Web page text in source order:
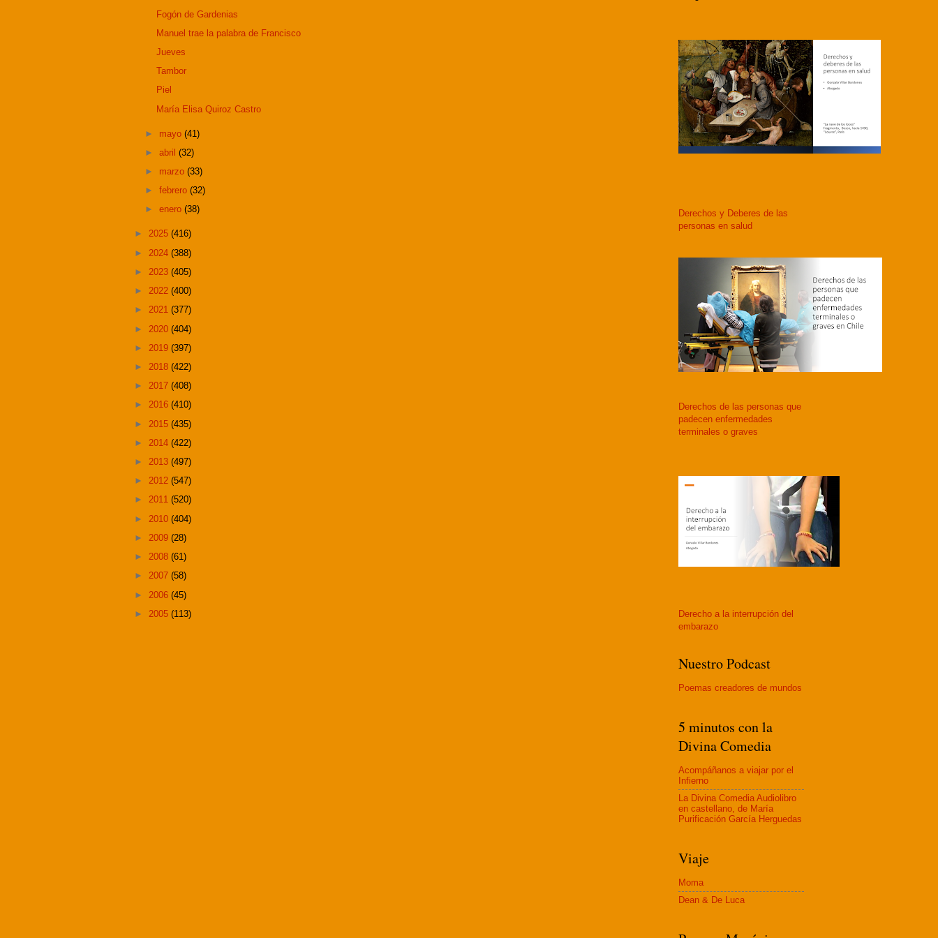
Fogón de Gardenias
Manuel trae la palabra de Francisco
Jueves
Tambor
Piel
María Elisa Quiroz Castro
► mayo(41)
►abril(32)
► marzo(33)
►febrero(32)
►enero(38)
► 2025 (416)
► 2024 (388)
► 2023 (405)
► 2022 (400)
► 2021 (377)
► 2020 (404)
► 2019 (397)
► 2018 (422)
► 2017 (408)
► 2016 (410)
► 2015 (435)
► 2014 (422)
► 2013 (497)
► 2012 (547)
► 2011 (520)
► 2010 (404)
► 2009 (28)
► 2008 (61)
► 2007 (58)
► 2006 (45)
► 2005 (113)
Derechos y Deberes de las
personas en salud
Derechos de las personas que
padecen enfermedades
terminales o graves
Derecho a la interrupción del
embarazo
Nuestro Podcast
Poemas creadores de mundos
5 minutos con la
Divina Comedia
Acompáñanos a viajar por el
Infierno
La Divina Comedia Audiolibro
en castellano, de María
Purificación García Herguedas
Viaje
Moma
Dean & De Luca